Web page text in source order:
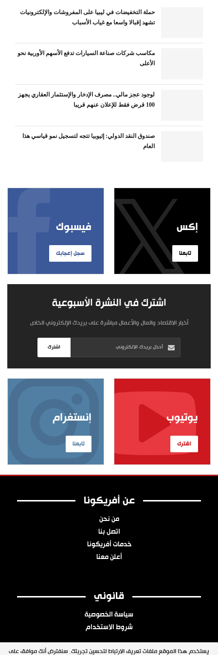
حملة التخفيضات في ليبيا على المفروشات والإلكترونيات
تشهد إقبالا واسعا مع غياب الأسباب
مكاسب شركات صناعة السيارات تدفع الأسهم الأوربية نحو
الأعلى
لوجود عجز مالي.. مصرف الإدخار والإستثمار العقاري يجهز
100 قرض فقط للإعلان عنهم قريبا
صندوق النقد الدولي: إثيوبيا تتجه لتسجيل نمو قياسي هذا
العام
فيسبوك
سجل إعجابك
إكس
تابعنا
اشترك في النشرة الأسبوعية
أخبار الاقتصاد والمال والأعمال مباشرة على بريدك الإلكتروني الخاص
اشترك
إنستغرام
تابعنا
يوتيوب
اشترك
عن أفريكونا
من نحن
اتصل بنا
خدمات أفريكونا
أعلن معنا
قانوني
سياسة الخصوصية
شروط الاستخدام
يستخدم هذا الموقع ملفات تعريف الارتباط لتحسين تجربتك. سنفترض أنك موافق على